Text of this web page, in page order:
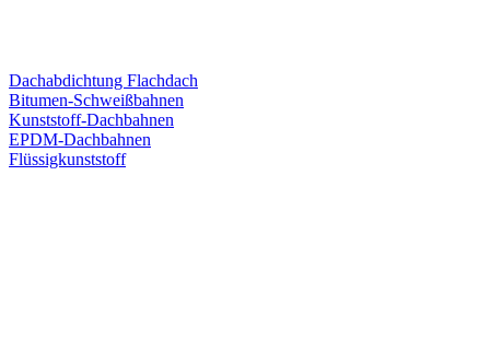
Dachabdichtung Flachdach
Bitumen-Schweißbahnen
Kunststoff-Dachbahnen
EPDM-Dachbahnen
Flüssigkunststoff